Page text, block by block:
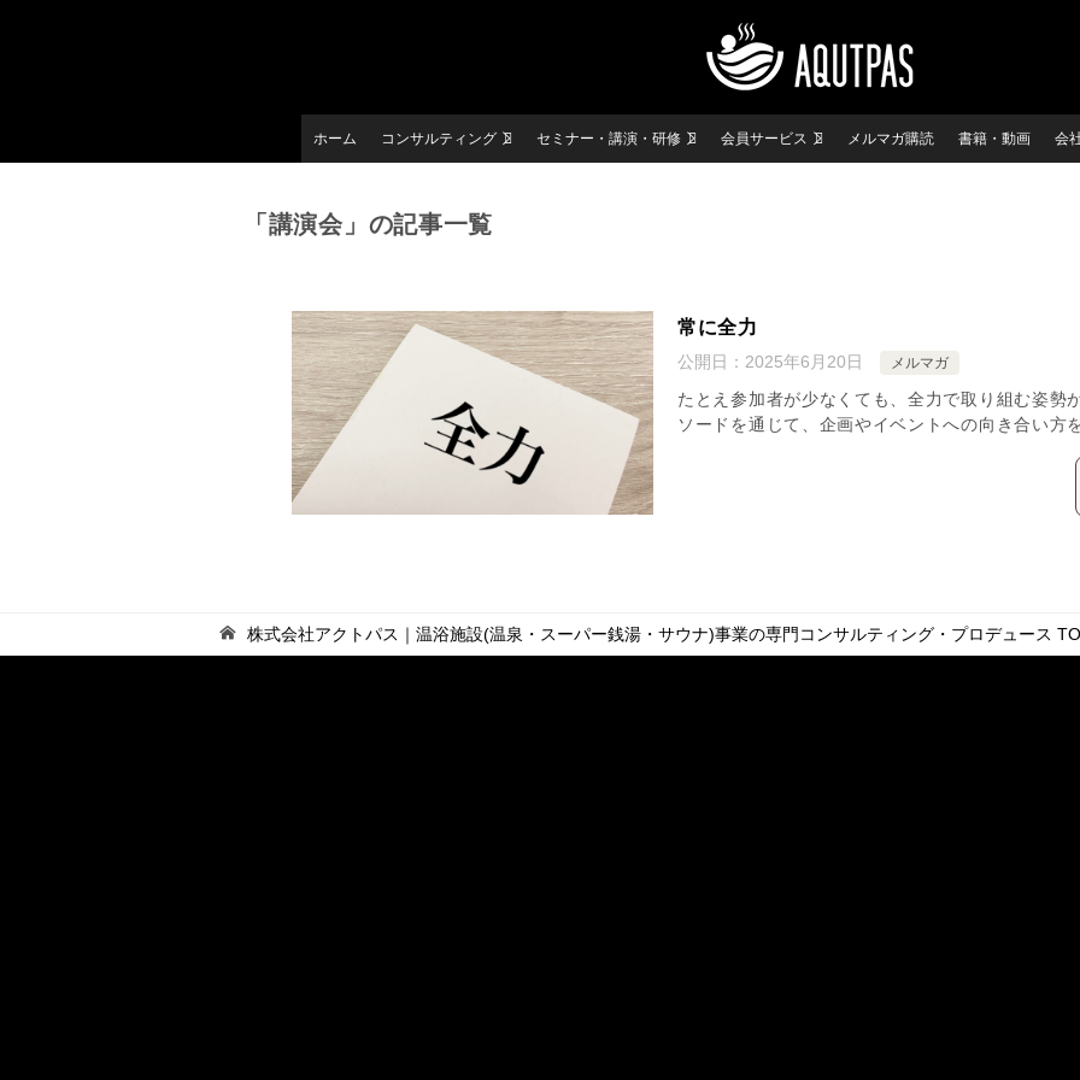
ホーム コンサルティング セミナー・講演・研修 会員サービス メルマガ購読 書籍・動画 会
「講演会」の記事一覧
常に全力
公開日： 2025年6月20日 メルマガ
たとえ参加者が少なくても、全力で取り組む姿勢
ソードを通じて、企画やイベントへの向き合い方
株式会社アクトパス｜温浴施設(温泉・スーパー銭湯・サウナ)事業の専門コンサルティング・プロデュース